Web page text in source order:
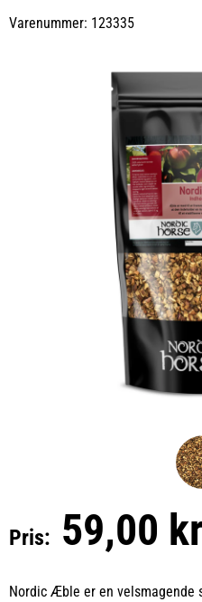
Varenummer: 123335
Pris: 59,00 kr
Nordic Æble er en velsmagende